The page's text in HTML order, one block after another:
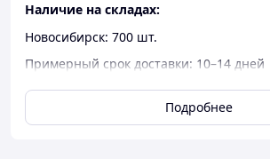
Наличие на складах:
Новосибирск: 700 шт.
Примерный срок доставки: 10–14 дней
CM580640 Анкер-шуруп для
головкой, TORX, 6x40 ммПодробнее